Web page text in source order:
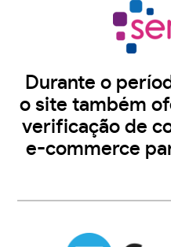
Durante o
o site também
verificação de
e-commerce